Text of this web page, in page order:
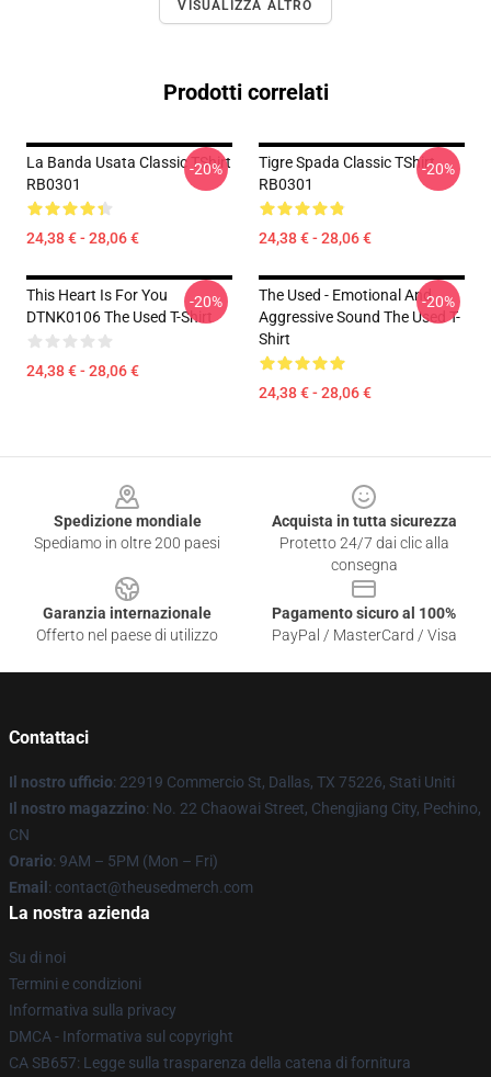
VISUALIZZA ALTRO
Prodotti correlati
La Banda Usata Classic TShirt
RB0301
24,38 € - 28,06 €
-20%
Tigre Spada Classic TShirt
RB0301
24,38 € - 28,06 €
-20%
This Heart Is For You
DTNK0106 The Used T-Shirt
24,38 € - 28,06 €
-20%
The Used - Emotional And
Aggressive Sound The Used T-
Shirt
24,38 € - 28,06 €
-20%
Spedizione mondiale
Spediamo in oltre 200 paesi
Acquista in tutta sicurezza
Protetto 24/7 dai clic alla
consegna
Garanzia internazionale
Offerto nel paese di utilizzo
Pagamento sicuro al 100%
PayPal / MasterCard / Visa
Contattaci
Il nostro ufficio: 22919 Commercio St, Dallas, TX 75226, Stati Uniti
Il nostro magazzino: No. 22 Chaowai Street, Chengjiang City, Pechino,
CN
Orario: 9AM – 5PM (Mon – Fri)
Email : contact@theusedmerch.com
La nostra azienda
Su di noi
Termini e condizioni
Informativa sulla privacy
DMCA - Informativa sul copyright
CA SB657: Legge sulla trasparenza della catena di fornitura